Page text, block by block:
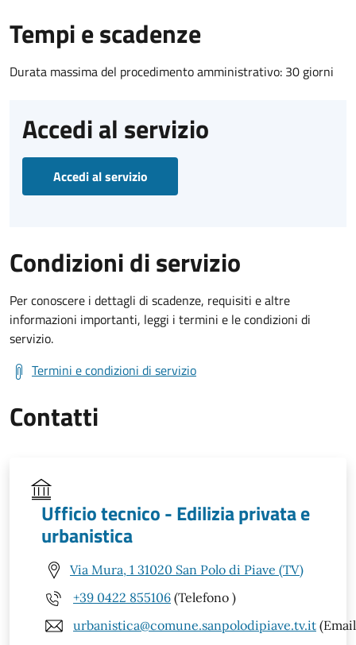
Tempi e scadenze
Durata massima del procedimento amministrativo: 30 giorni
Accedi al servizio
Accedi al servizio
Condizioni di servizio
Per conoscere i dettagli di scadenze, requisiti e altre
informazioni importanti, leggi i termini e le condizioni di
servizio.
Termini e condizioni di servizio
Contatti
Ufficio tecnico - Edilizia privata e
urbanistica
Via Mura, 1 31020 San Polo di Piave (TV)
+39 0422 855106 (Telefono )
urbanistica@comune.sanpolodipiave.tv.it